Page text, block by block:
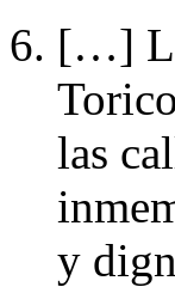
[…]
las
y